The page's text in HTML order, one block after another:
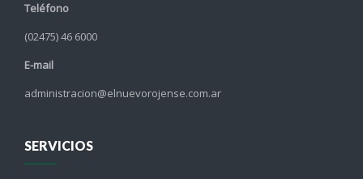
Teléfono
(02475) 46 6000
E-mail
administracion@elnuevorojense.com.ar
SERVICIOS